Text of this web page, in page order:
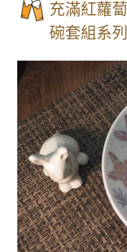
充滿紅蘿
碗套組系列